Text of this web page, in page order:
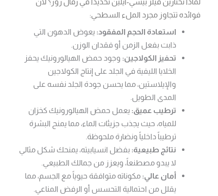
فوائده تتجاوز مجرد الملء السطحي:
استعادة الحجم المفقود: يعوض الدهون التي
ذابت بفعل الزمن أو فقدان الوزن.
تحفيز الكولاجين: وجود حمض الهيالورونيك يحفز
الخلايا الليفية في الجلد على إنتاج الكولاجين
والإيلاستين، مما يحسن جودة الجلد نفسه على
المدى الطويل.
ترطيب عميق: يعمل حمض الهيالورونيك كخزان
للمياه، حيث يجذب جزيئات الماء، مما يمنح البشرة
ترطيباً داخلياً ونضارة ملحوظة.
نتائج طبيعية: بفضل انسيابيته، يمنحك شكل مثالي
لا يبدو مصطنعاً، ويعزز من جمالك الطبيعي.
أمان عالي: مكوناته متوافقة حيوياً مع الجسم، مما
يقلل من احتمالية التحسس أو الرفض المناعي.